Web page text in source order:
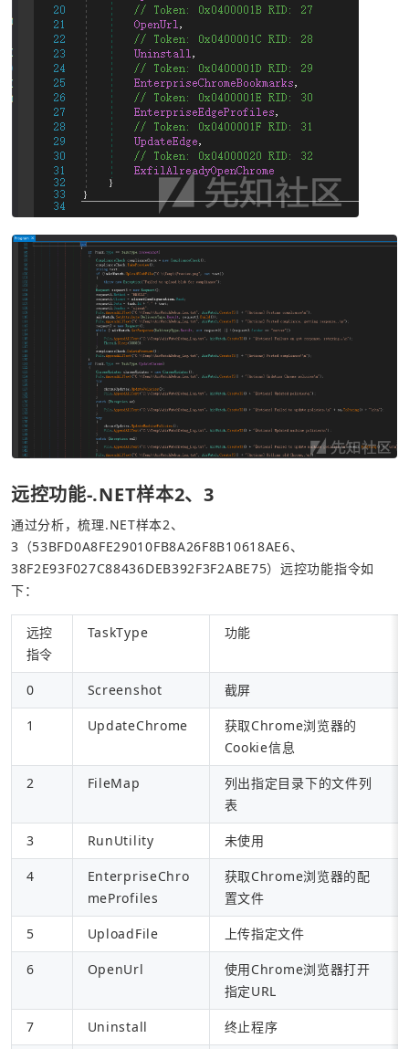
远控功能-.NET样本2、3
通过分析，梳理.NET样本2、
3（53BFD0A8FE29010FB8A26F8B10618AE6、
38F2E93F027C88436DEB392F3F2ABE75）远控功能指令如
下：
远控
指令
TaskType 功能
0 Screenshot 截屏
1 UpdateChrome
获取Chrome浏览器的
Cookie信息
2 FileMap
列出指定目录下的文件列
表
3 RunUtility 未使用
4
EnterpriseChro
meProfiles
获取Chrome浏览器的配
置文件
5 UploadFile 上传指定文件
6 OpenUrl
使用Chrome浏览器打开
指定URL
7 Uninstall 终止程序